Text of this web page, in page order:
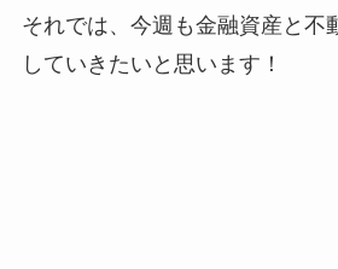
それでは、今週も金融資産と不
していきたいと思います！